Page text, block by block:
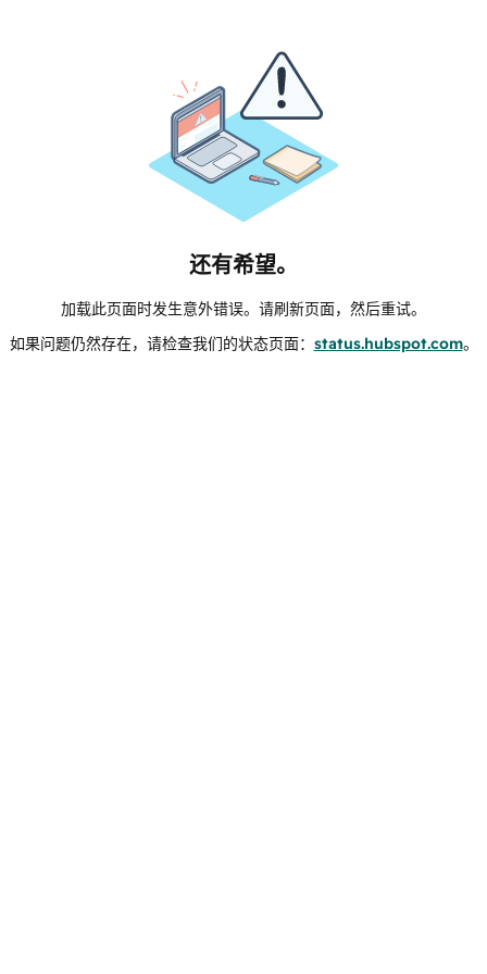
还有希望。
加载此页面时发生意外错误。请刷新页面，然后重试。
如果问题仍然存在，请检查我们的状态页面： status.hubspot.com。